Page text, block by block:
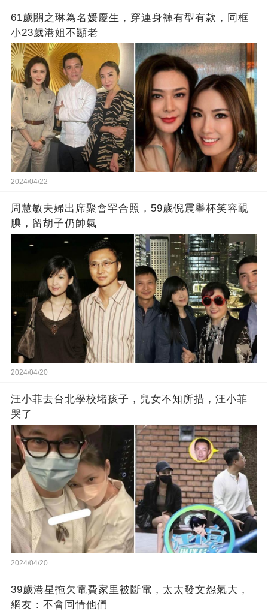
61歲關之琳為名媛慶生，穿連身褲有型有款，同框
小23歲港姐不顯老
2024/04/22
周慧敏夫婦出席聚會罕合照，59歲倪震舉杯笑容靦
腆，留胡子仍帥氣
2024/04/20
汪小菲去台北學校堵孩子，兒女不知所措，汪小菲
哭了
2024/04/20
39歲港星拖欠電費家里被斷電，太太發文怨氣大，
網友：不會同情他們